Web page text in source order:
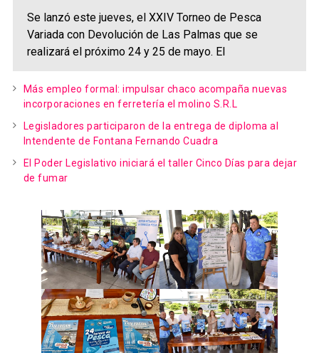
Se lanzó este jueves, el XXIV Torneo de Pesca
Variada con Devolución de Las Palmas que se
realizará el próximo 24 y 25 de mayo. El
Más empleo formal: impulsar chaco acompaña nuevas
incorporaciones en ferretería el molino S.R.L
Legisladores participaron de la entrega de diploma al
Intendente de Fontana Fernando Cuadra
El Poder Legislativo iniciará el taller Cinco Días para dejar
de fumar